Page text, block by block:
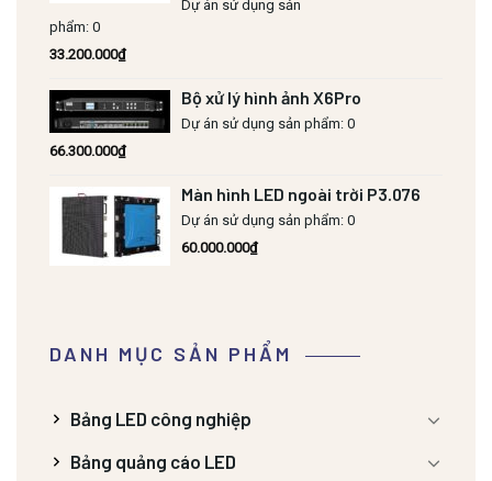
Dự án sử dụng sản
phẩm: 0
33.200.000₫
Bộ xử lý hình ảnh X6Pro
Dự án sử dụng sản phẩm: 0
66.300.000₫
Màn hình LED ngoài trời P3.076
Dự án sử dụng sản phẩm: 0
60.000.000₫
DANH MỤC SẢN PHẨM
Bảng LED công nghiệp
Bảng quảng cáo LED